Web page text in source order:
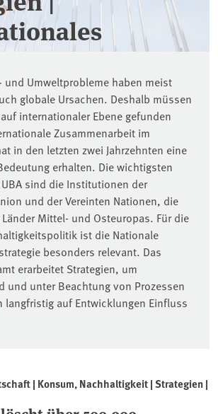
und Umweltprobleme haben meist
globale Ursachen. Deshalb müssen
internationaler Ebene gefunden
Zusammenarbeit im
in den letzten zwei Jahrzehnten eine
erhalten. Die wichtigsten
sind die Institutionen der
und der Vereinten Nationen, die
Länder Mittel- und Osteuropas. Für die
ist die Nationale
besonders relevant. Das
erarbeitet Strategien, um
und unter Beachtung von Prozessen
langfristig auf Entwicklungen Einfluss
| Konsum, Nachhaltigkeit | Strategien |